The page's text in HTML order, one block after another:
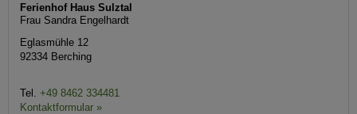
Ferienhof Haus Sulztal
Frau Sandra Engelhardt
Eglasmühle 12
92334 Berching
Tel. +49 8462 334481
Kontaktformular »